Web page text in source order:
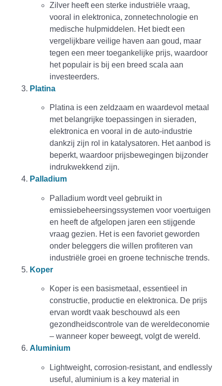
Zilver heeft een sterke industriële vraag,
vooral in elektronica, zonnetechnologie en
medische hulpmiddelen. Het biedt een
vergelijkbare veilige haven aan goud, maar
tegen een meer toegankelijke prijs, waardoor
het populair is bij een breed scala aan
investeerders.
Platina
Platina is een zeldzaam en waardevol metaal
met belangrijke toepassingen in sieraden,
elektronica en vooral in de auto-industrie
dankzij zijn rol in katalysatoren. Het aanbod is
beperkt, waardoor prijsbewegingen bijzonder
indrukwekkend zijn.
Palladium
Palladium wordt veel gebruikt in
emissiebeheersingssystemen voor voertuigen
en heeft de afgelopen jaren een stijgende
vraag gezien. Het is een favoriet geworden
onder beleggers die willen profiteren van
industriële groei en groene technische trends.
Koper
Koper is een basismetaal, essentieel in
constructie, productie en elektronica. De prijs
ervan wordt vaak beschouwd als een
gezondheidscontrole van de wereldeconomie
– wanneer koper beweegt, volgt de wereld.
Aluminium
Lightweight, corrosion-resistant, and endlessly
useful, aluminium is a key material in